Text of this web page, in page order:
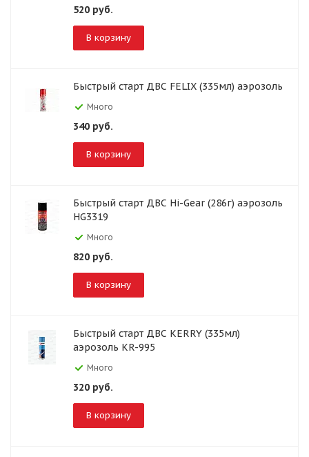
520 руб.
В корзину
Быстрый старт ДВС FELIX (335мл) аэрозоль
Много
340 руб.
В корзину
Быстрый старт ДВС Hi-Gear (286г) аэрозоль
HG3319
Много
820 руб.
В корзину
Быстрый старт ДВС KERRY (335мл)
аэрозоль KR-995
Много
320 руб.
В корзину